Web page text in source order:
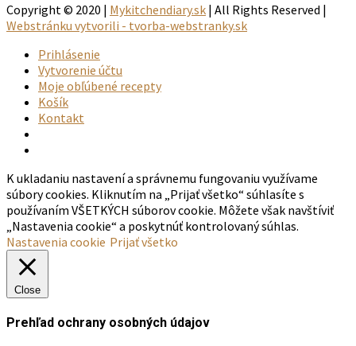
Copyright © 2020 | Mykitchendiary.sk | All Rights Reserved |
Webstránku vytvorili - tvorba-webstranky.sk
Prihlásenie
Vytvorenie účtu
Moje obľúbené recepty
Košík
Kontakt
K ukladaniu nastavení a správnemu fungovaniu využívame
súbory cookies. Kliknutím na „Prijať všetko“ súhlasíte s
používaním VŠETKÝCH súborov cookie. Môžete však navštíviť
„Nastavenia cookie“ a poskytnúť kontrolovaný súhlas.
Nastavenia cookie Prijať všetko
Close
Prehľad ochrany osobných údajov